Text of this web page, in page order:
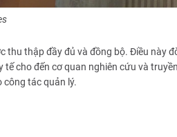
thu thập đầy đủ và đồng bộ. Điều này
cho đến cơ quan nghiên cứu và truyền
công tác quản lý.